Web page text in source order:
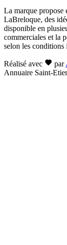
La marque propose
LaBreloque, des
disponible en
commerciales et la
selon les conditions
Réalisé avec par
Annuaire Saint-